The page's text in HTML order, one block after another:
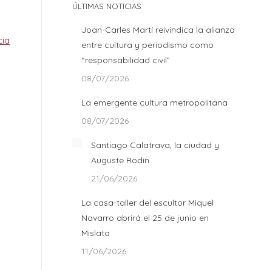
ÚLTIMAS NOTICIAS
Joan-Carles Martí reivindica la alianza
entre cultura y periodismo como
“responsabilidad civil”
08/07/2026
La emergente cultura metropolitana
08/07/2026
Santiago Calatrava, la ciudad y
Auguste Rodin
21/06/2026
La casa-taller del escultor Miquel
Navarro abrirá el 25 de junio en
Mislata
11/06/2026